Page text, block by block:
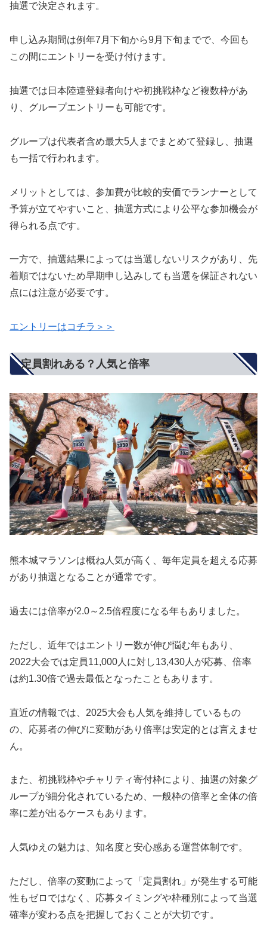
抽選で決定されます。
申し込み期間は例年7月下旬から9月下旬までで、今回も
この間にエントリーを受け付けます。
抽選では日本陸連登録者向けや初挑戦枠など複数枠があ
り、グループエントリーも可能です。
グループは代表者含め最大5人までまとめて登録し、抽選
も一括で行われます。
メリットとしては、参加費が比較的安価でランナーとして
予算が立てやすいこと、抽選方式により公平な参加機会が
得られる点です。
一方で、抽選結果によっては当選しないリスクがあり、先
着順ではないため早期申し込みしても当選を保証されない
点には注意が必要です。
エントリーはコチラ＞＞
定員割れある？人気と倍率
熊本城マラソンは概ね人気が高く、毎年定員を超える応募
があり抽選となることが通常です。
過去には倍率が2.0～2.5倍程度になる年もありました。
ただし、近年ではエントリー数が伸び悩む年もあり、
2022大会では定員11,000人に対し13,430人が応募、倍率
は約1.30倍で過去最低となったこともあります。
直近の情報では、2025大会も人気を維持しているもの
の、応募者の伸びに変動があり倍率は安定的とは言えませ
ん。
また、初挑戦枠やチャリティ寄付枠により、抽選の対象グ
ループが細分化されているため、一般枠の倍率と全体の倍
率に差が出るケースもあります。
人気ゆえの魅力は、知名度と安心感ある運営体制です。
ただし、倍率の変動によって「定員割れ」が発生する可能
性もゼロではなく、応募タイミングや枠種別によって当選
確率が変わる点を把握しておくことが大切です。